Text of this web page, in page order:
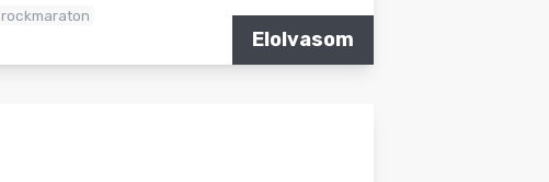
rockmaraton
Elolvasom